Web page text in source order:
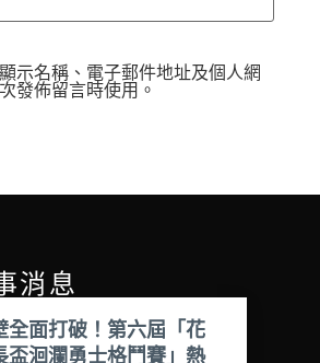
示名稱、電子郵件地址及個人網
發佈留言時使用。
消息
全面打破！第六屆「花
盃洄瀾勇士格鬥賽」熱